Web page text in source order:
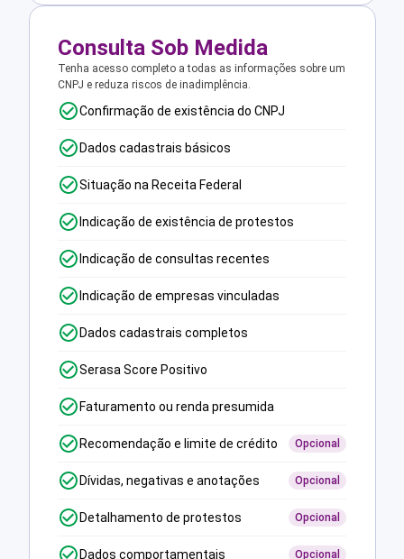
Consulta Sob Medida
Tenha acesso completo a todas as informações sobre um
CNPJ e reduza riscos de inadimplência.
Confirmação de existência do CNPJ
Dados cadastrais básicos
Situação na Receita Federal
Indicação de existência de protestos
Indicação de consultas recentes
Indicação de empresas vinculadas
Dados cadastrais completos
Serasa Score Positivo
Faturamento ou renda presumida
Recomendação e limite de crédito Opcional
Dívidas, negativas e anotações Opcional
Detalhamento de protestos Opcional
Dados comportamentais Opcional